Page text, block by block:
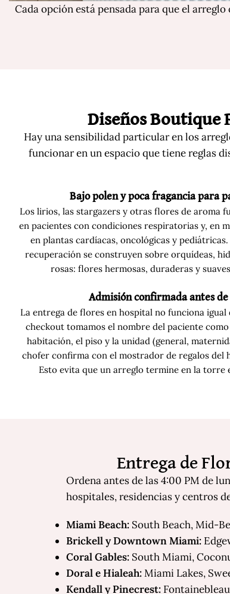
Cada opción está pensada para que el
Diseños Boutique
Hay una sensibilidad particular en los
funcionar en un espacio que tiene reglas
Bajo polen y poca fragancia para
Los lirios, las stargazers y otras flores de aroma
en pacientes con condiciones respiratorias y, en
en plantas cardíacas, oncológicas y
recuperación se construyen sobre orquídeas,
rosas: flores hermosas, duraderas y
Admisión confirmada antes
La entrega de flores en hospital no funciona igual
checkout tomamos el nombre del paciente
habitación, el piso y la unidad (general,
chofer confirma con el mostrador de regalos del
Esto evita que un arreglo termine en la torre
Entrega de
Ordena antes de las 4:00 PM de
hospitales, residencias y centros
Miami Beach: South Beach, Mid-
Brickell y Downtown Miami:
Coral Gables: South Miami,
Doral e Hialeah:Miami Lakes,
Kendall y Pinecrest: